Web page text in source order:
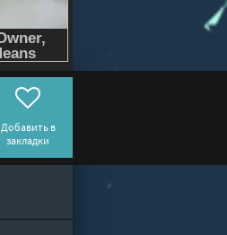
Добавить в
закладки